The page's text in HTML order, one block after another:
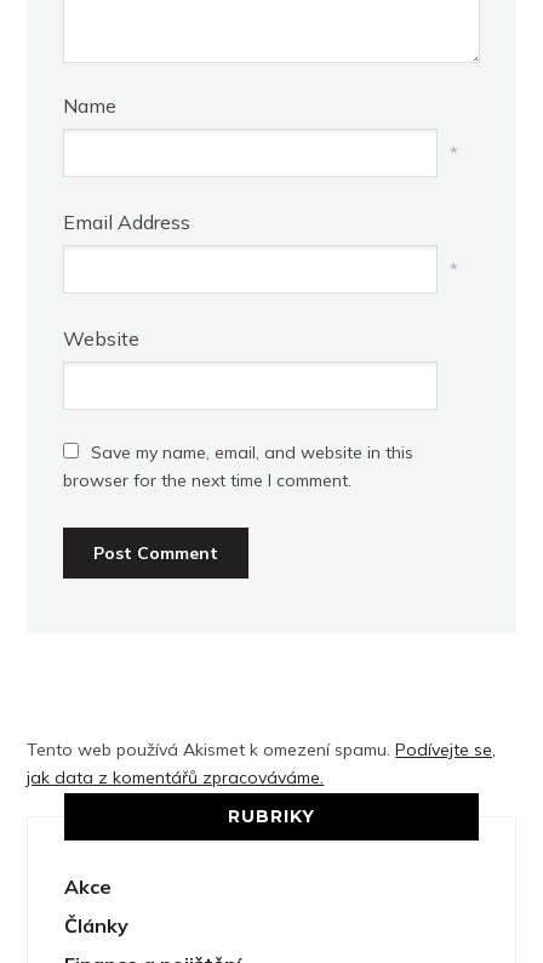
Name
*
Email Address
*
Website
Save my name, email, and website in this
browser for the next time I comment.
Tento web používá Akismet k omezení spamu.Podívejte se,
jak data z komentářů zpracováváme.
RUBRIKY
Akce
Články